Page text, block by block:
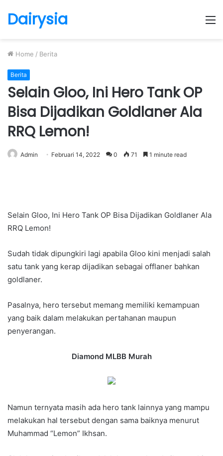
Dairysia
Home / Berita
Berita
Selain Gloo, Ini Hero Tank OP
Bisa Dijadikan Goldlaner Ala
RRQ Lemon!
Admin Februari 14, 2022 0 71 1 minute read
Selain Gloo, Ini Hero Tank OP Bisa Dijadikan Goldlaner Ala
RRQ Lemon!
Sudah tidak dipungkiri lagi apabila Gloo kini menjadi salah
satu tank yang kerap dijadikan sebagai offlaner bahkan
goldlaner.
Pasalnya, hero tersebut memang memiliki kemampuan
yang baik dalam melakukan pertahanan maupun
penyerangan.
Diamond MLBB Murah
Namun ternyata masih ada hero tank lainnya yang mampu
melakukan hal tersebut dengan sama baiknya menurut
Muhammad “Lemon” Ikhsan.